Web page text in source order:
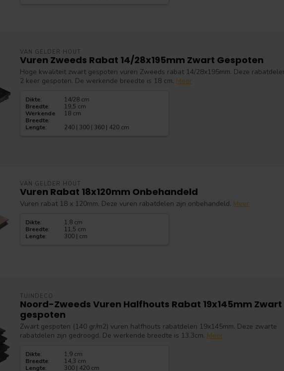
VAN GELDER HOUT
Vuren Zweeds Rabat 14/28x195mm Zwart Gespoten
Hoge kwaliteit zwart gespoten vuren Zweeds rabat 14/28x195mm. Deze
2 keer gespoten. De werkende breedte is 18 cm. Meer
Dikte:
14/28 cm
Breedte:
19,5 cm
Werkende
Breedte:
18 cm
Lengte: 240 | 300 | 360 | 420 cm
VAN GELDER HOUT
Vuren Rabat 18x120mm Onbehandeld
Vuren rabat 18 x 120mm. Deze vuren rabatdelen zijn onbehandeld. Meer
Dikte:
1,8 cm
Breedte:
11,5 cm
Lengte: 300 | cm
TUINDECO
Noord-Zweeds Vuren Halfhouts Rabat 19x145mm Zwart
gespoten
Zwart gespoten (140 gr/m2) vuren halfhouts rabatdelen 19x145mm. Deze zwarte
rabatdelen zijn gedroogd. De werkende breedte is 13.3cm. Meer
Dikte:
1,9 cm
Breedte:
14,3 cm
Lengte: 300 | 420 cm